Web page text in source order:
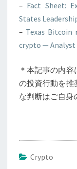
– Fact Sheet:
States
– Texas Bitcoin
crypto — Analyst
＊本記事の内
の投資行動を推
な判断はご自身
Crypto